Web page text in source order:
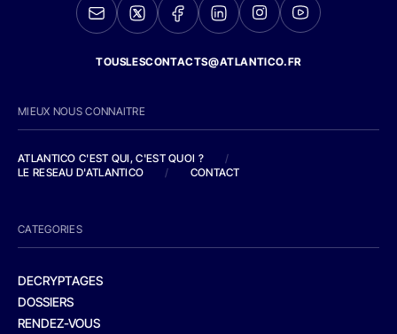
TOUSLESCONTACTS@ATLANTICO.FR
MIEUX NOUS CONNAITRE
ATLANTICO C'EST QUI, C'EST QUOI ?
/
LE RESEAU D'ATLANTICO
/ CONTACT
CATEGORIES
DECRYPTAGES
DOSSIERS
RENDEZ-VOUS